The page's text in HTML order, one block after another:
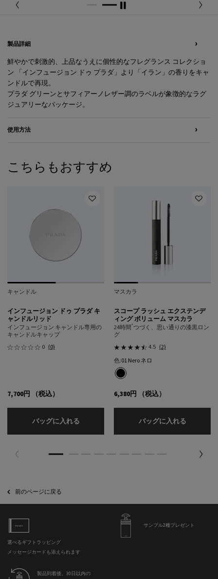
製品詳細
鮮やかで刺激的、上品なうえに個性的なフレグランス コレクショ
ン 「インフュージョン ドゥ プラダ」より「イラン」の香りをキャ
ンドルで再現。
プラダ グリーンとサフィアーノレザー調のラベルが象徴的なラグ
ジュアリーなパッケージ。
使用方法
PDP Slot 1 Section
こちらもおすすめ
キャンドル
インフュージョン ドゥ プラダ キ
ャンドルリッド
インフュージョン キャンドル専用の
キャンドルキャップ
0 (0)
7,700円 （税込）
バッグに入れる インフュージョン ドゥ プラダ キャンドルリ
マスカラ
スコープ ラッシュ エクステンデ
ィング ボリューム マスカラ
24時間*つづく、思い通りの漆黒ロン
グ
4.5 (2)
色:01 Nero ネロ
1色
選択済み
01 Nero ネロ のカラー スコープ ラッ
6,380円 （税込）
バッグに入れる
前のページに戻る
選べるギフトラッピング
メッセージカードも添えられます
サンプル2種プレゼント
製品到着後、30日以内の